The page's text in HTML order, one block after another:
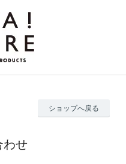
ショップへ戻る
わせ